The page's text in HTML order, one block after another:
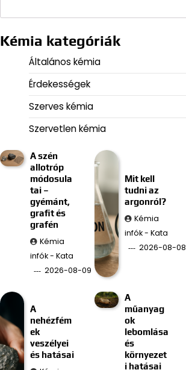
Kémia kategóriák
Általános kémia
Érdekességek
Szerves kémia
Szervetlen kémia
A szén
allotróp
módosula
tai –
gyémánt,
grafit és
grafén
Kémia
infók - Kata
2026-08-09
Mit kell
tudni az
argonról?
Kémia
infók - Kata
2026-08-08
A
nehézfém
ek
veszélyei
és hatásai
A
műanyag
ok
lebomlása
és
környezet
i hatásai